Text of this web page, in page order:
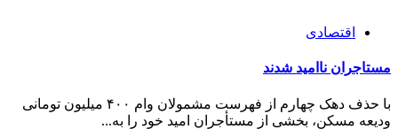
اقتصادی
مستاجران ناامید شدند
با حذف دهک چهارم از فهرست مشمولان وام ۴۰۰ میلیون تومانی
ودیعه مسکن، بخشی از مستأجران امید خود را به...